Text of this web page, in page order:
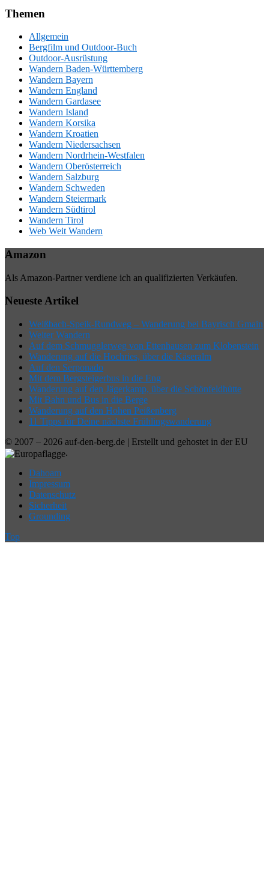
Themen
Allgemein
Bergfilm und Outdoor-Buch
Outdoor-Ausrüstung
Wandern Baden-Württemberg
Wandern Bayern
Wandern England
Wandern Gardasee
Wandern Island
Wandern Korsika
Wandern Kroatien
Wandern Niedersachsen
Wandern Nordrhein-Westfalen
Wandern Oberösterreich
Wandern Salzburg
Wandern Schweden
Wandern Steiermark
Wandern Südtirol
Wandern Tirol
Web Weit Wandern
Amazon
Als Amazon-Partner verdiene ich an qualifizierten Verkäufen.
Neueste Artikel
Weißbach-Speik-Rundweg – Wanderung bei Bayrisch Gmain
Weiter Wandern
Auf dem Schmugglerweg von Ettenhausen zum Klobenstein
Wanderung auf die Hochries, über die Käseralm
Auf den Serponado
Mit dem Bergsteigerbus in die Eng
Wanderung auf den Jägerkamp, über die Schönfeldhütte
Mit Bahn und Bus in die Berge
Wanderung auf den Hohen Peißenberg
11 Tipps für Deine nächste Frühlingswanderung
© 2007 – 2026 auf-den-berg.de | Erstellt und gehostet in der EU
.
Dahoam
Impressum
Datenschutz
Sicherheit
Grounding
Top